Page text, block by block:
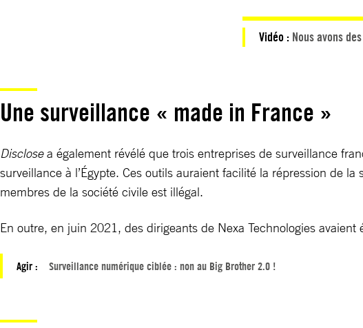
Vidéo : Nous avons
Une surveillance « made in France »
Disclosea également révélé que trois entreprises de surveillance
surveillance à l’Égypte. Ces outils auraient facilité la répression de
membres de la société civile est illégal.
En outre, en juin 2021, des dirigeants de Nexa Technologies
Agir : Surveillance numérique ciblée : non au Big Brother 2.0 !